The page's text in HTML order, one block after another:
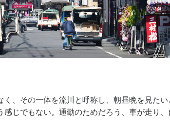
、その一体を流川と呼称し、朝昼晩を見たい
じでもない。通勤のためだろう、車が走り